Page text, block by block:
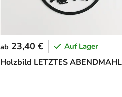
Holzbild LETZTES ABENDMAHL
ab 23,40 € Auf Lager